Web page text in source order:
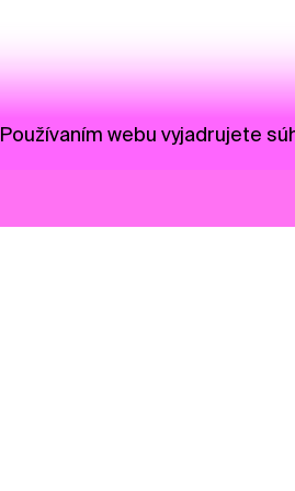
Používaním webu vyjadrujete